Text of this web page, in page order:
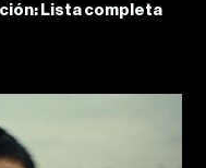
Lista completa